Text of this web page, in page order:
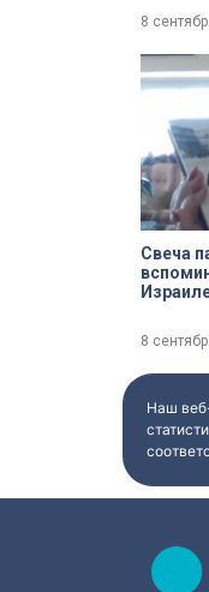
8
Свеча
8
Наш